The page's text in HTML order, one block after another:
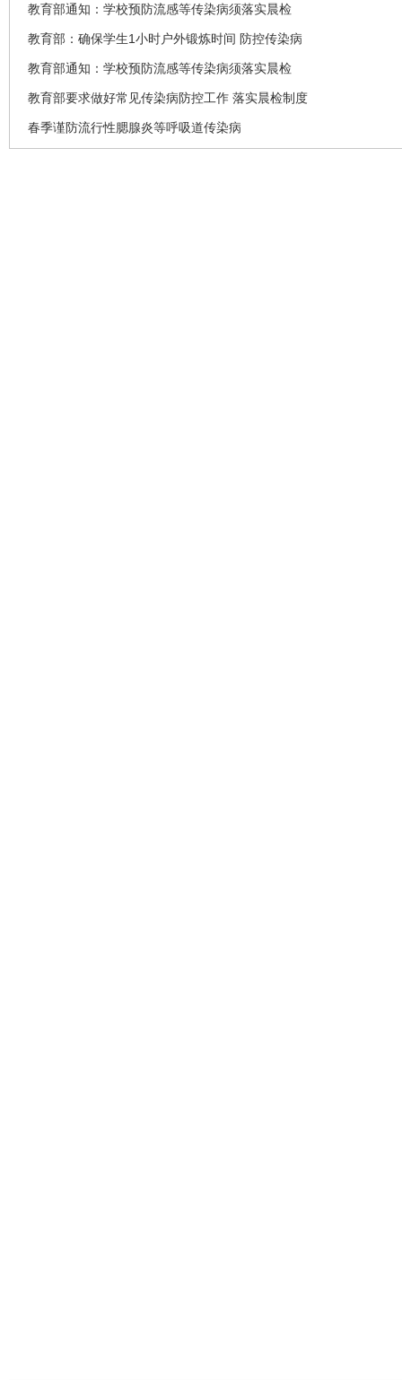
教育部通知：学校预防流感等传染病须落实晨检
教育部：确保学生1小时户外锻炼时间 防控传染病
教育部通知：学校预防流感等传染病须落实晨检
教育部要求做好常见传染病防控工作 落实晨检制度
春季谨防流行性腮腺炎等呼吸道传染病